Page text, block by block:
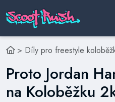
> Díly pro freestyle
Proto Jordan
na Koloběžku